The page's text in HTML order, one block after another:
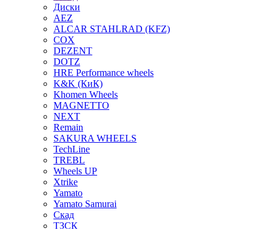
Диски
AEZ
ALCAR STAHLRAD (KFZ)
COX
DEZENT
DOTZ
HRE Performance wheels
K&K (КиК)
Khomen Wheels
MAGNETTO
NEXT
Remain
SAKURA WHEELS
TechLine
TREBL
Wheels UP
Xtrike
Yamato
Yamato Samurai
Скад
ТЗСК